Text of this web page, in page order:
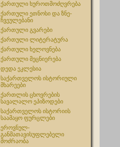
ქართული ხუროთმოძღვრება
ქართული ეთნოსი და ზნე-
ჩვეულებანი
ქართული გვარები
ქართული ლიტერატურა
ქართული ხელოვნება
ქართული მეცნიერება
დედა ეკლესია
საქართველოს ისტორიული
მხარეები
ქართლის ცხოვრების
სავალალო ეპიზოდები
საქართველოს ისტორიის
საამაყო ფურცლები
ეროვნულ-
განმათავისუფლებელი
მოძრაობა